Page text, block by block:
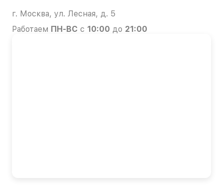
г. Москва, ул. Лесная, д. 5
Работаем ПН-ВС с 10:00 до 21:00